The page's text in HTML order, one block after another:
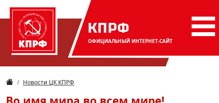
КПРФ
ОФИЦИАЛЬНЫЙ ИНТЕРНЕТ-САЙТ
Новости ЦК КПРФ